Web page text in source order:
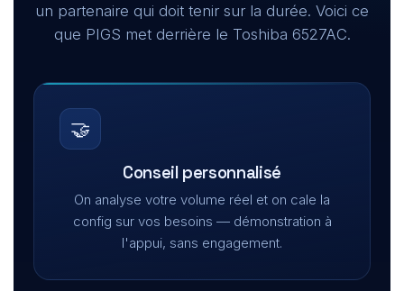
un partenaire qui doit tenir sur la durée. Voici ce
que PIGS met derrière le Toshiba 6527AC.
🤝
Conseil personnalisé
On analyse votre volume réel et on cale la
config sur vos besoins — démonstration à
l'appui, sans engagement.